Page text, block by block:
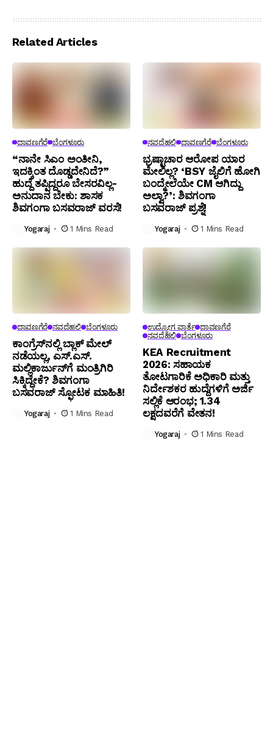
Related Articles
ದಾವಣಗೆರೆ ಬೆಂಗಳೂರು
“ನಾನೇ ಸಿಎಂ ಅಂತೀನಿ,
ಇದಕ್ಕಿಂತ ದೊಡ್ಡದೇನಿದೆ?”
ಹುದ್ದೆ ತಪ್ಪಿದ್ದರೂ ಬೇಸರವಿಲ್ಲ-
ಅನುದಾನ ಬೇಕು: ಶಾಸಕ
ಶಿವಗಂಗಾ ಬಸವರಾಜ್ ವರಸೆ!
Yogaraj 1 Mins Read
ನವದೆಹಲಿ ದಾವಣಗೆರೆ ಬೆಂಗಳೂರು
ಭ್ರಷ್ಟಾಚಾರ ಆರೋಪ ಯಾರ
ಮೇಲಿಲ್ಲ? ‘BSY ಜೈಲಿಗೆ ಹೋಗಿ
ಬಂದ್ಮೇಲೆಯೇ CM ಆಗಿದ್ದು
ಅಲ್ವಾ?’: ಶಿವಗಂಗಾ
ಬಸವರಾಜ್ ಪ್ರಶ್ನೆ!
Yogaraj 1 Mins Read
ದಾವಣಗೆರೆ ನವದೆಹಲಿ ಬೆಂಗಳೂರು
ಕಾಂಗ್ರೆಸ್‌ನಲ್ಲಿ ಬ್ಲಾಕ್ ಮೇಲ್
ನಡೆಯಲ್ಲ, ಎಸ್.ಎಸ್.
ಮಲ್ಲಿಕಾರ್ಜುನ್‌ಗೆ ಮಂತ್ರಿಗಿರಿ
ಸಿಕ್ಕಿದ್ದೇಕೆ? ಶಿವಗಂಗಾ
ಬಸವರಾಜ್ ಸ್ಫೋಟಕ ಮಾಹಿತಿ!
Yogaraj 1 Mins Read
ಉದ್ಯೋಗ ವಾರ್ತೆ ದಾವಣಗೆರೆ
ನವದೆಹಲಿ ಬೆಂಗಳೂರು
KEA Recruitment
2026: ಸಹಾಯಕ
ತೋಟಗಾರಿಕೆ ಅಧಿಕಾರಿ ಮತ್ತು
ನಿರ್ದೇಶಕರ ಹುದ್ದೆಗಳಿಗೆ ಅರ್ಜಿ
ಸಲ್ಲಿಕೆ ಆರಂಭ; ₹1.34
ಲಕ್ಷದವರೆಗೆ ವೇತನ!
Yogaraj 1 Mins Read